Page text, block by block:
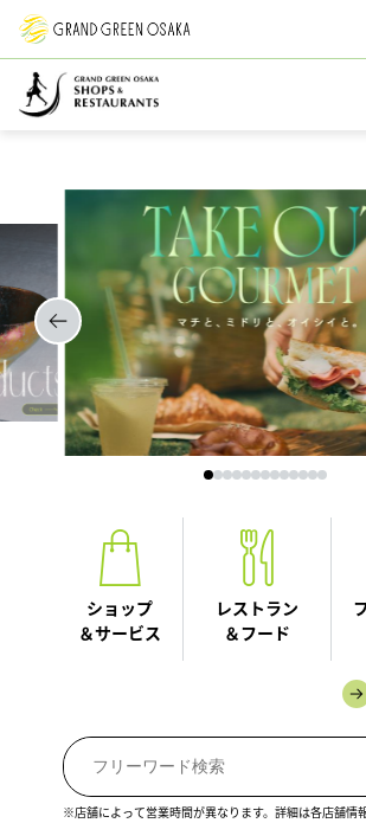
ショップ
＆サービス
レストラン
＆フード
※店舗によって営業時間が異なります。詳細は各店舗情